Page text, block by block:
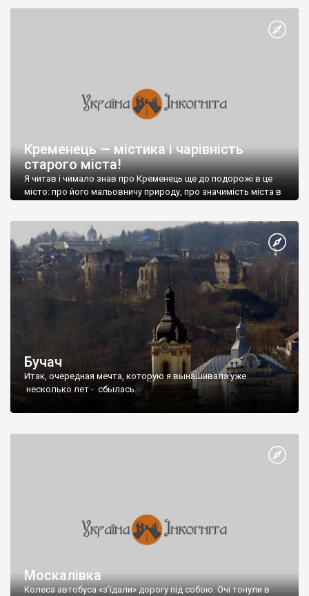
важных магистрали, две из которых международного
Кременець — містика і чарівність
старого міста!
Я читав і чимало знав про Кременець ще до подорожі в це
місто: про його мальовничу природу, про значимість міста в
Бучач
Итак, очередная мечта, которую я вынашивала уже
несколько лет - сбылась.
Москалівка
Колеса автобуса «з’їдали» дорогу під собою. Очі тонули в